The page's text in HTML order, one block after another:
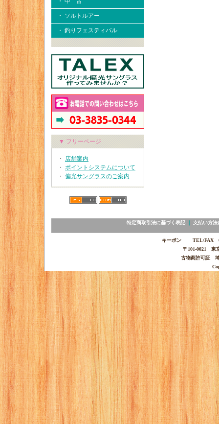
・ ソルトルアー
・ 釣りフェスティバル
▼ フリーページ
・ 店舗案内
・ ポイントシステムについて
・ 偏光サングラスのご案内
特定商取引法に基づく表記｜ 支払い方法
キーポン TEL/FAX
〒101-0021 東
古物商許可証